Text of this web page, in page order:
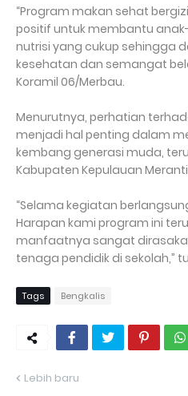
“Program makan sehat
positif untuk membantu
nutrisi yang cukup sehingga
kesehatan dan semangat
Koramil 06/Merbau.
Menurutnya, perhatian
menjadi hal penting dalam
kembang generasi muda,
Kabupaten Kepulauan
“Selama kegiatan
Harapan kami program ini
manfaatnya sangat
tenaga pendidik di sekolah,”
Tags Bengkalis
Lebih baru